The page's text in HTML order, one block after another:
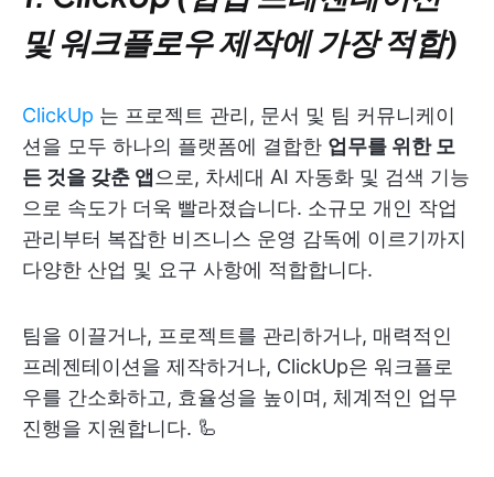
및 워크플로우 제작에 가장 적합)
ClickUp 는 프로젝트 관리, 문서 및 팀 커뮤니케이
션을 모두 하나의 플랫폼에 결합한 업무를 위한 모
든 것을 갖춘 앱 으로, 차세대 AI 자동화 및 검색 기능
으로 속도가 더욱 빨라졌습니다. 소규모 개인 작업
관리부터 복잡한 비즈니스 운영 감독에 이르기까지
다양한 산업 및 요구 사항에 적합합니다.
팀을 이끌거나, 프로젝트를 관리하거나, 매력적인
프레젠테이션을 제작하거나, ClickUp은 워크플로
우를 간소화하고, 효율성을 높이며, 체계적인 업무
진행을 지원합니다. 🦾